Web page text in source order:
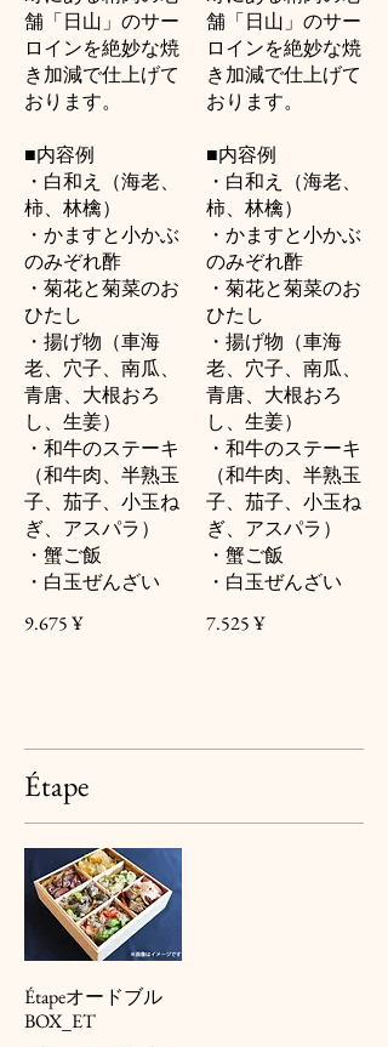
舗「日山」のサー
ロインを絶妙な焼
き加減で仕上げて
おります。
■内容例
・白和え（海老、
柿、林檎）
・かますと小かぶ
のみぞれ酢
・菊花と菊菜のお
ひたし
・揚げ物（車海
老、穴子、南瓜、
青唐、大根おろ
し、生姜）
・和牛のステーキ
（和牛肉、半熟玉
子、茄子、小玉ね
ぎ、アスパラ）
・蟹ご飯
・白玉ぜんざい
9.675 ¥
舗「日山」のサー
ロインを絶妙な焼
き加減で仕上げて
おります。
■内容例
・白和え（海老、
柿、林檎）
・かますと小かぶ
のみぞれ酢
・菊花と菊菜のお
ひたし
・揚げ物（車海
老、穴子、南瓜、
青唐、大根おろ
し、生姜）
・和牛のステーキ
（和牛肉、半熟玉
子、茄子、小玉ね
ぎ、アスパラ）
・蟹ご飯
・白玉ぜんざい
7.525 ¥
Étape
Étapeオードブル
BOX_ET